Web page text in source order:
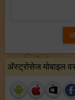
अ‍ॅस्ट्रोसेज मोबाइल